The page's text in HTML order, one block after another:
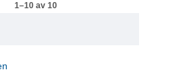
1–10 av 10